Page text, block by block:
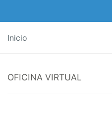
Inicio
OFICINA VIRTUAL